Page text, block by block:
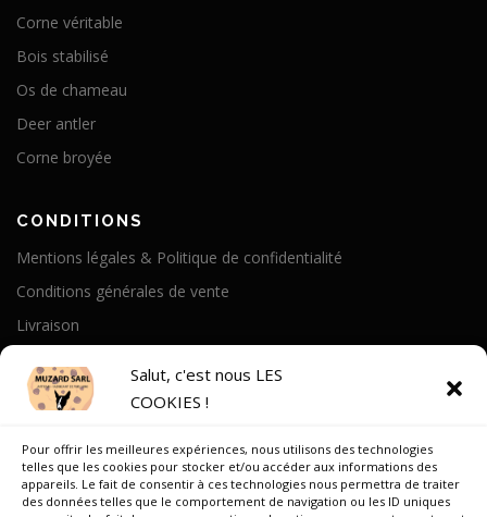
Salut, c'est nous LES
COOKIES !
Pour offrir les meilleures expériences, nous utilisons des technologies
telles que les cookies pour stocker et/ou accéder aux informations des
appareils. Le fait de consentir à ces technologies nous permettra de traiter
des données telles que le comportement de navigation ou les ID uniques
Corne véritable
Bois stabilisé
Os de chameau
Deer antler
Corne broyée
CONDITIONS
Mentions légales & Politique de confidentialité
Conditions générales de vente
Livraison
Notre Histoire
On parle de nous